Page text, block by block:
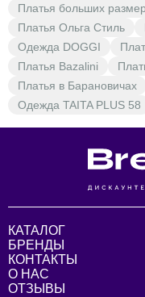
Платья больших
Платья Ольга Стиль
Одежда DOGGI
Платья Bazalini
Платья в Барановичах
Одежда TAITA PLUS 58
КАТАЛОГ
БРЕНДЫ
КОНТАКТЫ
О НАС
ОТЗЫВЫ